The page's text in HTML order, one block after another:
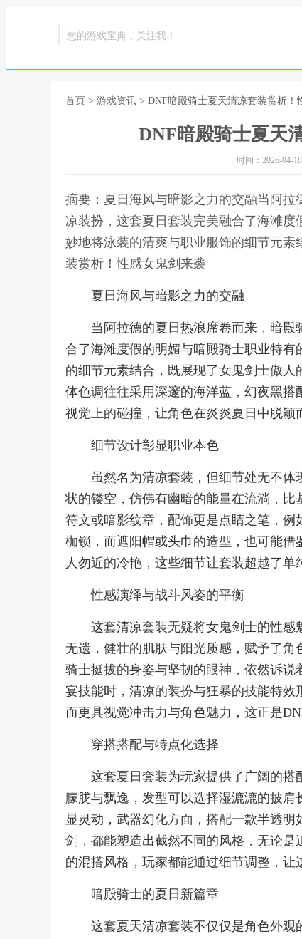
您的游戏宝典，关注我！
首页 > 游戏资讯 > DNF暗殿骑士夏天清凉套装赏析！
DNF暗殿骑士夏天
时间：2026-04-
摘要：夏日海风与暗影之力的交融当阿
凉装扮，这套夏日套装完美融合了海滩
妙地将泳装的清爽与职业服饰的细节元
装赏析！性感女鬼剑来袭
夏日海风与暗影之力的交融
当阿拉德的夏日热浪席卷而来，暗
合了海滩度假的明媚与暗殿骑士职业特
的细节元素结合，既展现了女鬼剑士傲
体色调往往采用深邃的海洋蓝，幻夜黑
视觉上的碰撞，让角色在炎炎夏日中脱颖
细节设计彰显职业本色
虽然名为清凉套装，但细节处无不
状的镂空，仿佛有幽暗的能量在流淌，
符文或暗影纹章，配饰更是点睛之笔，
枷锁，而遮阳帽或头巾的造型，也可能
人勿近的冷艳，这些细节让套装超越了单
性感演绎与战斗风姿的平衡
这套清凉套装无疑将女鬼剑士的性
无遗，健壮的肌肤与阳光质感，赋予了
骑士挺拔的身姿与坚韧的眼神，依然诉
宴技能时，清凉的装扮与狂暴的技能特
而更具视觉冲击力与角色魅力，这正是
穿搭搭配与特点化选择
这套夏日套装为玩家提供了广阔的
朦胧与飘逸，发型可以选择湿漉漉的披
显灵动，武器幻化方面，搭配一款半透
剑，都能塑造出截然不同的风格，无论
的混搭风格，玩家都能通过细节调整，让
暗殿骑士的夏日新篇章
这套夏天清凉套装不仅仅是角色外